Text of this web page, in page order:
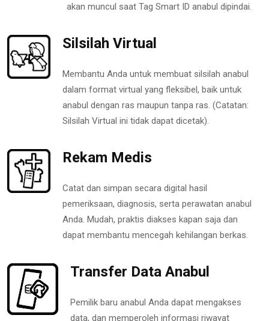
akan muncul saat Tag Smart ID anabul dipindai.
Silsilah Virtual
Membantu Anda untuk membuat silsilah anabul
dalam format virtual yang fleksibel, baik untuk
anabul dengan ras maupun tanpa ras. (Catatan:
Silsilah Virtual ini tidak dapat dicetak).
Rekam Medis
Catat dan simpan secara digital hasil
pemeriksaan, diagnosis, serta perawatan anabul
Anda. Mudah, praktis diakses kapan saja dan
dapat membantu mencegah kehilangan berkas.
Transfer Data Anabul
Pemilik baru anabul Anda dapat mengakses
data, dan memperoleh informasi riwayat